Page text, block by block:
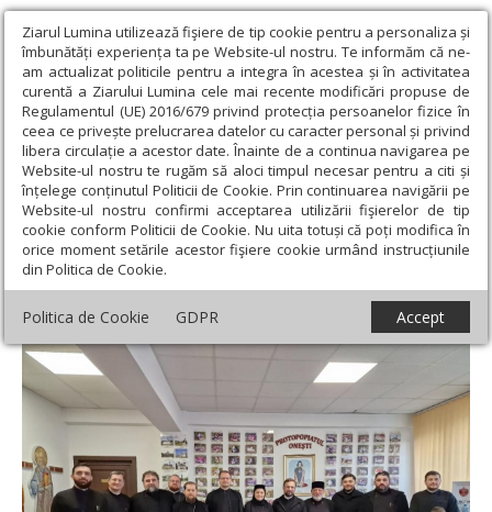
Ziarul Lumina utilizează fişiere de tip cookie pentru a personaliza și
îmbunătăți experiența ta pe Website-ul nostru. Te informăm că ne-
am actualizat politicile pentru a integra în acestea și în activitatea
curentă a Ziarului Lumina cele mai recente modificări propuse de
Regulamentul (UE) 2016/679 privind protecția persoanelor fizice în
ceea ce privește prelucrarea datelor cu caracter personal și privind
libera circulație a acestor date. Înainte de a continua navigarea pe
Website-ul nostru te rugăm să aloci timpul necesar pentru a citi și
înțelege conținutul Politicii de Cookie. Prin continuarea navigării pe
Website-ul nostru confirmi acceptarea utilizării fişierelor de tip
cookie conform Politicii de Cookie. Nu uita totuși că poți modifica în
orice moment setările acestor fişiere cookie urmând instrucțiunile
din Politica de Cookie.
Politica de Cookie GDPR Accept
Ziarul Lumina › Actualitate religioasă › Știri › Cursuri de formare
şi informare despre dizabilităţi organizate în Protopopiatul Oneşti
Cursuri de formare şi informare despre
dizabilităţi organizate în Protopopiatul
Oneşti